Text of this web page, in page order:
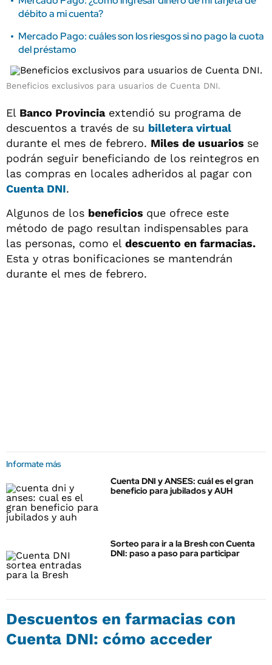
débito a mi cuenta?
Mercado Pago: cuáles son los riesgos si no pago la cuota
del préstamo
Beneficios exclusivos para usuarios de Cuenta DNI.
El Banco Provinciaextendió su programa de
descuentos a través de su billetera virtual
durante el mes de febrero. Miles de usuarios se
podrán seguir beneficiando de los reintegros en
las compras en locales adheridos al pagar con
Cuenta DNI.
Algunos de los beneficios que ofrece este
método de pago resultan indispensables para
las personas, como el descuento en farmacias.
Esta y otras bonificaciones se mantendrán
durante el mes de febrero.
Informate más
Cuenta DNI y ANSES: cuál es el gran
beneficio para jubilados y AUH
Sorteo para ir a la Bresh con Cuenta
DNI: paso a paso para participar
Descuentos en farmacias con
Cuenta DNI: cómo acceder